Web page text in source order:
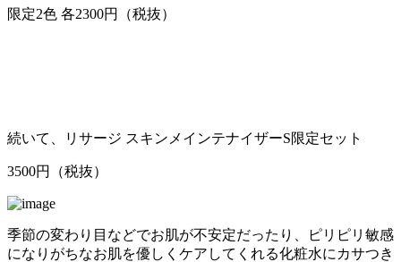
限定2色 各2300円（税抜）
続いて、リサージ スキンメインテナイザーS限定セット
3500円（税抜）
季節の変わり目などでお肌が不安定だったり、ピリピリ敏感
になりがちなお肌を優しくケアしてくれる化粧水にカサつき